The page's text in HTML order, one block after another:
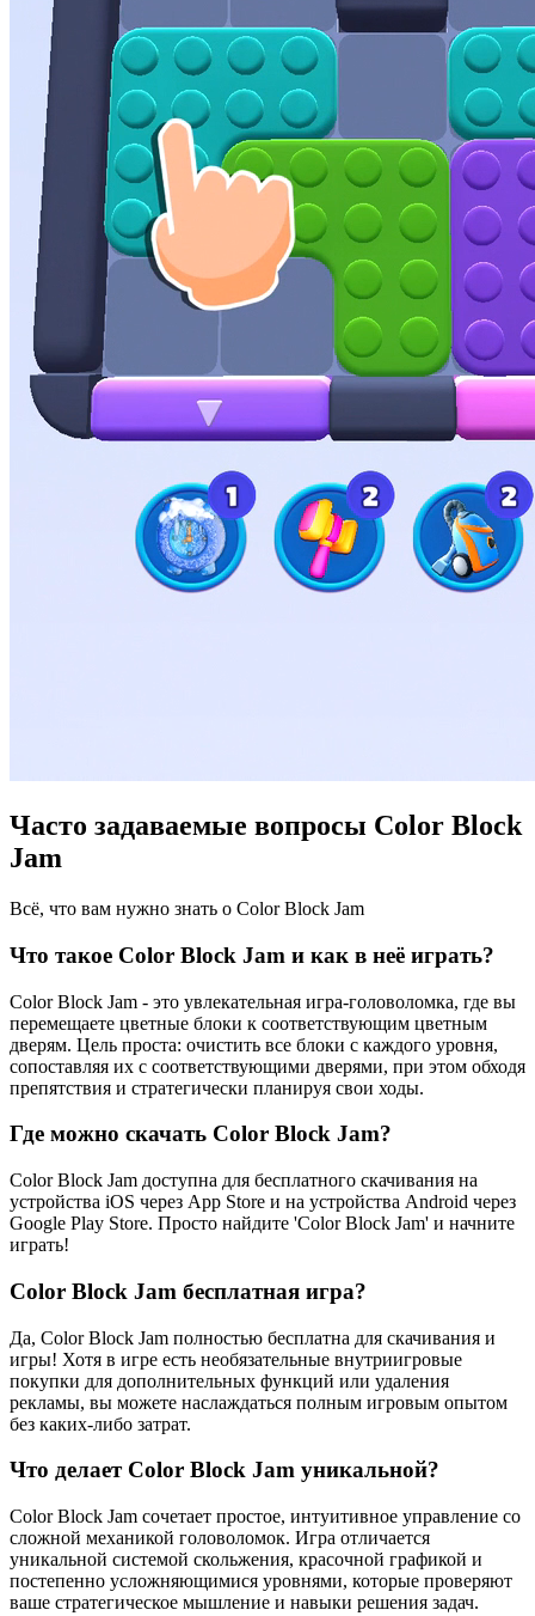
Часто задаваемые вопросы Color Block
Jam
Всё, что вам нужно знать о Color Block Jam
Что такое Color Block Jam и как в неё играть?
Color Block Jam - это увлекательная игра-головоломка, где вы
перемещаете цветные блоки к соответствующим цветным
дверям. Цель проста: очистить все блоки с каждого уровня,
сопоставляя их с соответствующими дверями, при этом обходя
препятствия и стратегически планируя свои ходы.
Где можно скачать Color Block Jam?
Color Block Jam доступна для бесплатного скачивания на
устройства iOS через App Store и на устройства Android через
Google Play Store. Просто найдите 'Color Block Jam' и начните
играть!
Color Block Jam бесплатная игра?
Да, Color Block Jam полностью бесплатна для скачивания и
игры! Хотя в игре есть необязательные внутриигровые
покупки для дополнительных функций или удаления
рекламы, вы можете наслаждаться полным игровым опытом
без каких-либо затрат.
Что делает Color Block Jam уникальной?
Color Block Jam сочетает простое, интуитивное управление со
сложной механикой головоломок. Игра отличается
уникальной системой скольжения, красочной графикой и
постепенно усложняющимися уровнями, которые проверяют
ваше стратегическое мышление и навыки решения задач.